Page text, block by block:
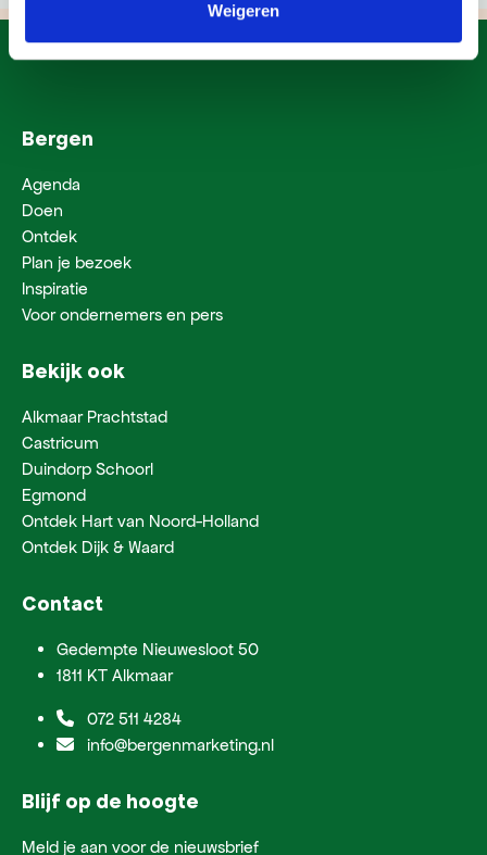
Weigeren
Bergen
Agenda
Doen
Ontdek
Plan je bezoek
Inspiratie
Voor ondernemers en pers
Bekijk ook
Alkmaar Prachtstad
Castricum
Duindorp Schoorl
Egmond
Ontdek Hart van Noord-Holland
Ontdek Dijk & Waard
Contact
Gedempte Nieuwesloot 50
1811 KT Alkmaar
072 511 4284
info@bergenmarketing.nl
Blijf op de hoogte
Meld je aan voor de nieuwsbrief